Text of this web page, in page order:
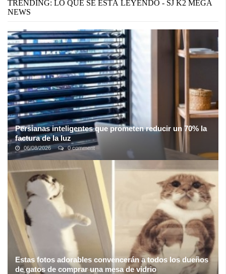
TRENDING: LO QUE SE ESTÁ LEYENDO - SJ K2 MEGA
NEWS
Persianas inteligentes que prometen reducir un 70% la
factura de la luz
06/08/2026 0 comment
Si para ti la energía solar era sinónimo de grandes y costosos
paneles que siquiera te imaginas cómo poder instalar en tu casa o
apartamento, este ...
Estas fotos adorables convencerán a todos los dueños
de gatos de comprar una mesa de vidrio